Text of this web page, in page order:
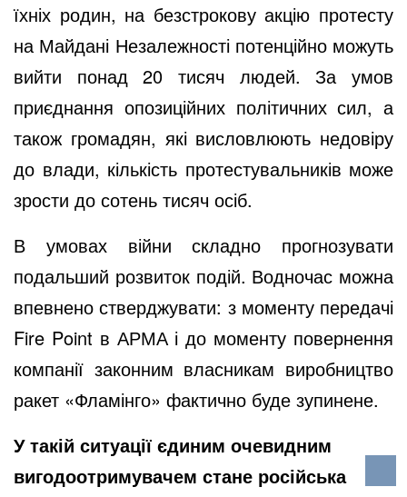
їхніх родин, на безстрокову акцію протесту
на Майдані Незалежності потенційно можуть
вийти понад 20 тисяч людей. За умов
приєднання опозиційних політичних сил, а
також громадян, які висловлюють недовіру
до влади, кількість протестувальників може
зрости до сотень тисяч осіб.
В умовах війни складно прогнозувати
подальший розвиток подій. Водночас можна
впевнено стверджувати: з моменту передачі
Fire Point в АРМА і до моменту повернення
компанії законним власникам виробництво
ракет «Фламінго» фактично буде зупинене.
У такій ситуації єдиним очевидним
вигодоотримувачем стане російська